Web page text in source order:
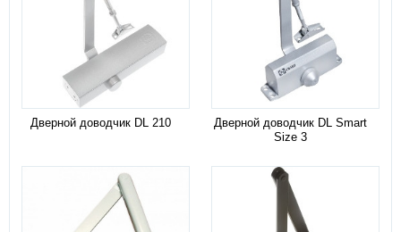
Дверной доводчик DL 210
Дверной доводчик DL Smart
Size 3